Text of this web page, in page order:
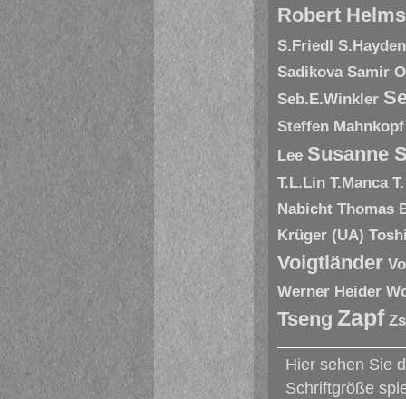
Robert
S.Friedl
S.Hayden
Sadikova Samir
Seb.E.Winkler
Steffen
Lee Susanne
T.L.Lin T.Manca
Nabicht Thomas
Krüger (UA)
Voigtländer
Werner Heider
Tseng Zapf
Hier sehen Sie
Schriftgröße